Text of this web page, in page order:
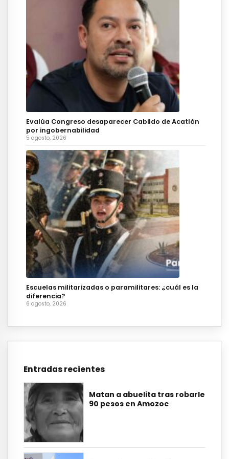
Evalúa Congreso desaparecer Cabildo de Acatlán
por ingobernabilidad
5 agosto, 2026
Escuelas militarizadas o paramilitares: ¿cuál es la
diferencia?
6 agosto, 2026
Entradas recientes
Matan a abuelita tras robarle
90 pesos en Amozoc